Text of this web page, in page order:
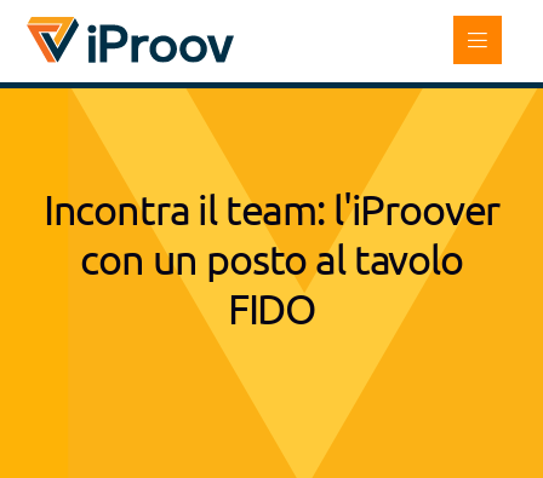
Incontra il team: l'iProover
con un posto al tavolo
FIDO